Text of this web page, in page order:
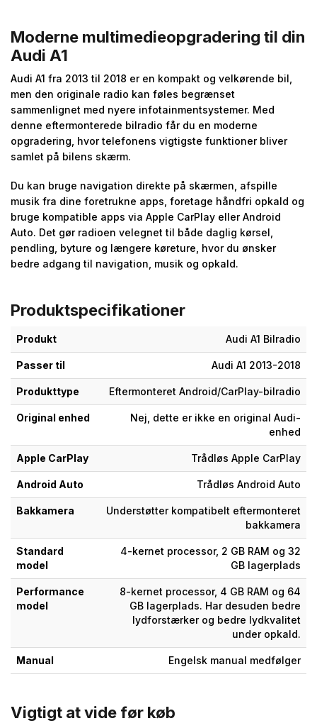
Moderne multimedieopgradering til din
Audi A1
Audi A1 fra 2013 til 2018 er en kompakt og velkørende bil,
men den originale radio kan føles begrænset
sammenlignet med nyere infotainmentsystemer. Med
denne eftermonterede bilradio får du en moderne
opgradering, hvor telefonens vigtigste funktioner bliver
samlet på bilens skærm.
Du kan bruge navigation direkte på skærmen, afspille
musik fra dine foretrukne apps, foretage håndfri opkald og
bruge kompatible apps via Apple CarPlay eller Android
Auto. Det gør radioen velegnet til både daglig kørsel,
pendling, byture og længere køreture, hvor du ønsker
bedre adgang til navigation, musik og opkald.
Produktspecifikationer
Produkt Audi A1 Bilradio
Passer til Audi A1 2013-2018
Produkttype Eftermonteret Android/CarPlay-bilradio
Original enhed
Nej, dette er ikke en original Audi-
enhed
Apple CarPlay Trådløs Apple CarPlay
Android Auto Trådløs Android Auto
Bakkamera
Understøtter kompatibelt eftermonteret
bakkamera
Standard
model
4-kernet processor, 2 GB RAM og 32
GB lagerplads
Performance
model
8-kernet processor, 4 GB RAM og 64
GB lagerplads. Har desuden bedre
lydforstærker og bedre lydkvalitet
under opkald.
Manual Engelsk manual medfølger
Vigtigt at vide før køb